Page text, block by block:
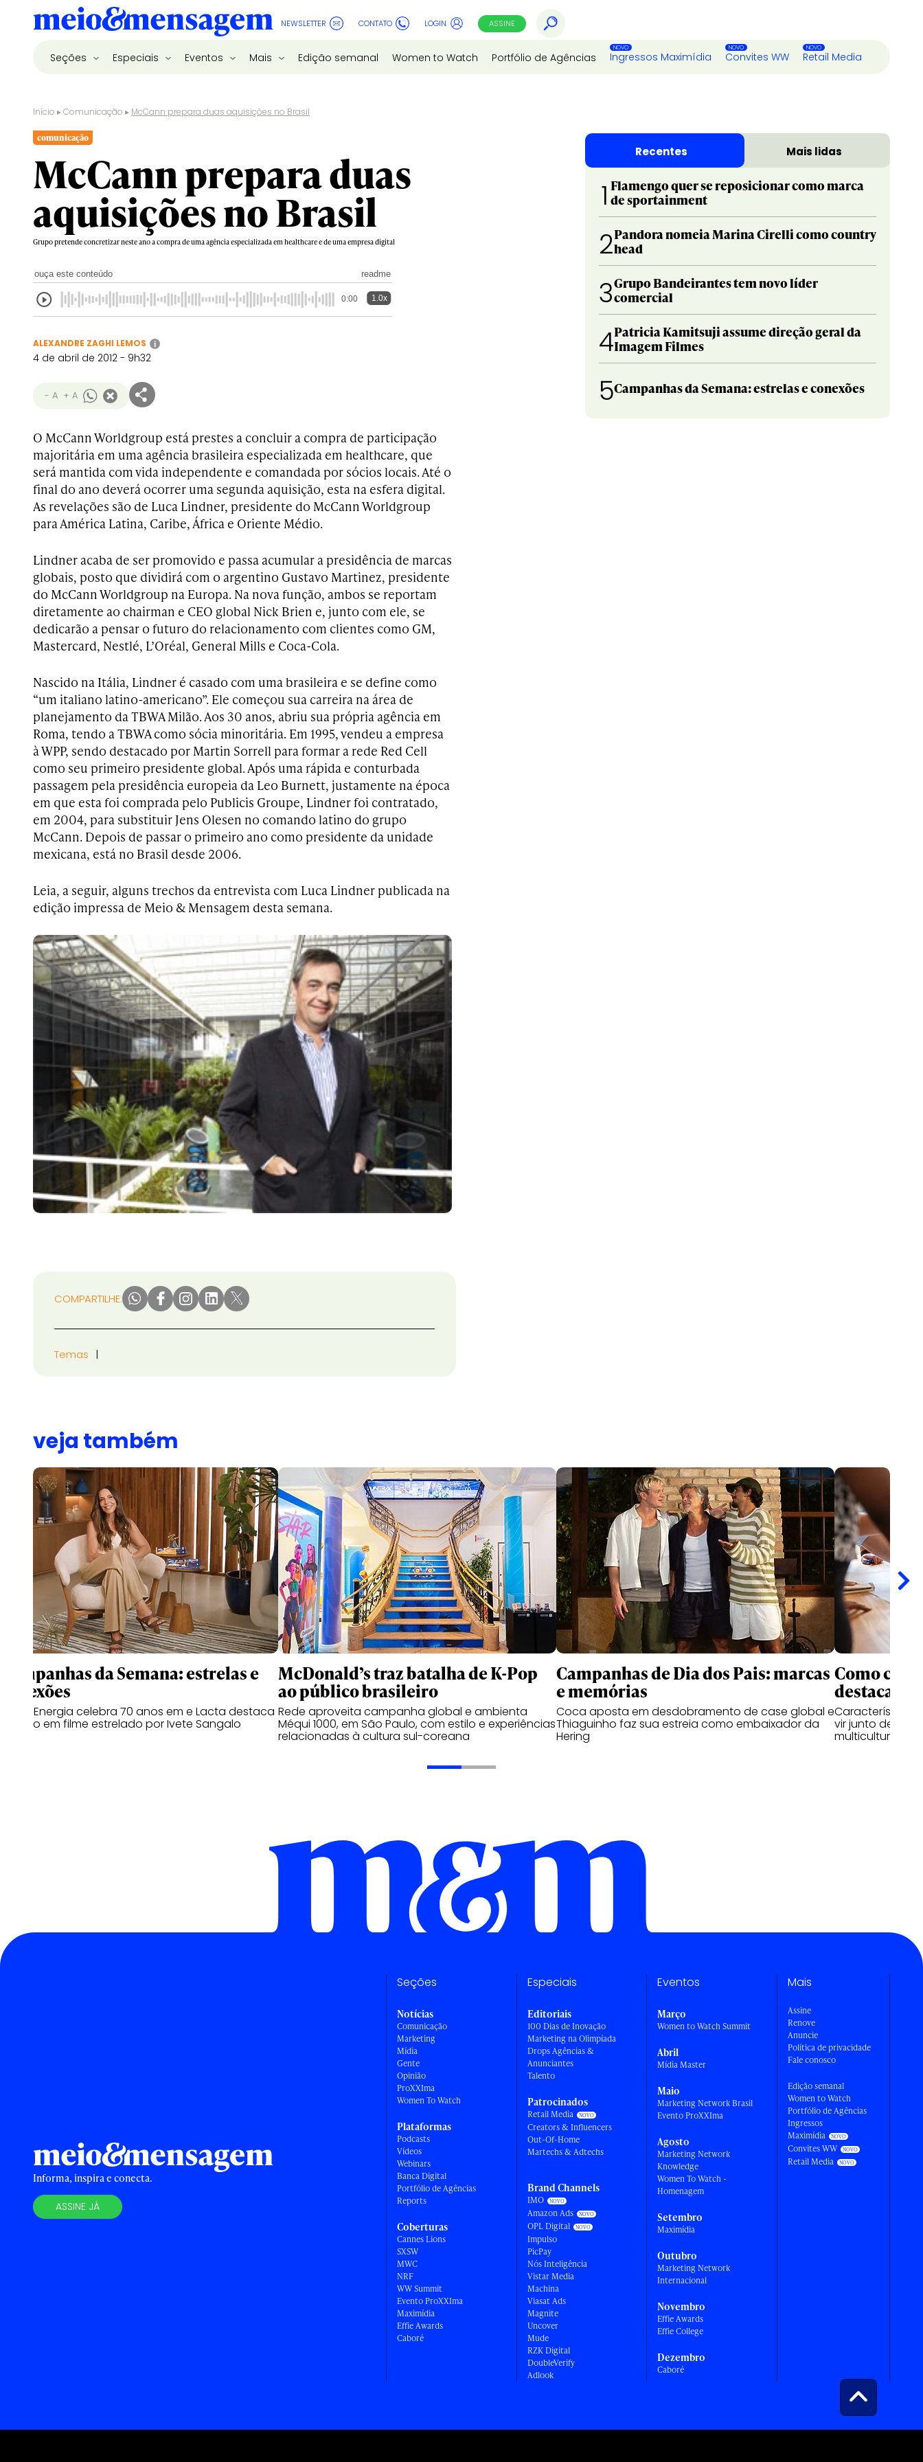
NEWSLETTER CONTATO LOGIN ASSINE
Seções Especiais Eventos Mais Edição semanal Women to Watch Portfólio de Agências Ingressos Maximídia Convites WW Retail Media
Início ▸Comunicação ▸ McCann prepara duas aquisições no Brasil
comunicação
McCann prepara duas
aquisições no Brasil
Grupo pretende concretizar neste ano a compra de uma agência especializada em healthcare e de uma empresa digital
ouça este conteúdo readme
0:00 1.0x
ALEXANDRE ZAGHI LEMOS i
4 de abril de 2012 - 9h32
- A + A
O McCann Worldgroup está prestes a concluir a compra de participação
majoritária em uma agência brasileira especializada em healthcare, que
será mantida com vida independente e comandada por sócios locais. Até o
final do ano deverá ocorrer uma segunda aquisição, esta na esfera digital.
As revelações são de Luca Lindner, presidente do McCann Worldgroup
para América Latina, Caribe, África e Oriente Médio.
Lindner acaba de ser promovido e passa acumular a presidência de marcas
globais, posto que dividirá com o argentino Gustavo Martinez, presidente
do McCann Worldgroup na Europa. Na nova função, ambos se reportam
diretamente ao chairman e CEO global Nick Brien e, junto com ele, se
dedicarão a pensar o futuro do relacionamento com clientes como GM,
Mastercard, Nestlé, L’Oréal, General Mills e Coca-Cola.
Nascido na Itália, Lindner é casado com uma brasileira e se define como
“um italiano latino-americano”. Ele começou sua carreira na área de
planejamento da TBWA Milão. Aos 30 anos, abriu sua própria agência em
Roma, tendo a TBWA como sócia minoritária. Em 1995, vendeu a empresa
à WPP, sendo destacado por Martin Sorrell para formar a rede Red Cell
como seu primeiro presidente global. Após uma rápida e conturbada
passagem pela presidência europeia da Leo Burnett, justamente na época
em que esta foi comprada pelo Publicis Groupe, Lindner foi contratado,
em 2004, para substituir Jens Olesen no comando latino do grupo
McCann. Depois de passar o primeiro ano como presidente da unidade
mexicana, está no Brasil desde 2006.
Leia, a seguir, alguns trechos da entrevista com Luca Lindner publicada na
edição impressa de Meio & Mensagem desta semana.
COMPARTILHE:
Temas
Recentes Mais lidas
1 Flamengo quer se reposicionar como marca
de sportainment
2Pandora nomeia Marina Cirelli como country
head
3Grupo Bandeirantes tem novo líder
comercial
4Patricia Kamitsuji assume direção geral da
Imagem Filmes
5Campanhas da Semana: estrelas e conexões
veja também
Campanhas da Semana: estrelas e
conexões
Copa Energia celebra 70 anos em e Lacta destaca
o afeto em filme estrelado por Ivete Sangalo
McDonald’s traz batalha de K-Pop
ao público brasileiro
Rede aproveita campanha global e ambienta
Méqui 1000, em São Paulo, com estilo e experiências
relacionadas à cultura sul-coreana
Campanhas de Dia dos Pais: marcas
e memórias
Coca aposta em desdobramento de case global e
Thiaguinho faz sua estreia como embaixador da
Hering
Como
destacam
Características
vir junto de
multiculturais
Informa, inspira e conecta.
ASSINE JÁ
Seções
Notícias
Comunicação
Marketing
Mídia
Gente
Opinião
ProXXIma
Women To Watch
Plataformas
Podcasts
Vídeos
Webinars
Banca Digital
Portfólio de Agências
Reports
Coberturas
Cannes Lions
SXSW
MWC
NRF
WW Summit
Evento ProXXIma
Maximídia
Effie Awards
Caboré
Especiais
Editoriais
100 Dias de Inovação
Marketing na Olimpíada
Drops Agências &
Anunciantes
Talento
Patrocinados
Retail Media
Creators & Influencers
Out-Of-Home
Martechs & Adtechs
Brand Channels
IMO
Amazon Ads
OPL Digital
Impulso
PicPay
Nós Inteligência
Vistar Media
Machina
Viasat Ads
Magnite
Uncover
Mude
RZK Digital
DoubleVerify
Adlook
Eventos
Março
Women to Watch Summit
Abril
Mídia Master
Maio
Marketing Network Brasil
Evento ProXXIma
Agosto
Marketing Network
Knowledge
Women To Watch -
Homenagem
Setembro
Maximídia
Outubro
Marketing Network
Internacional
Novembro
Effie Awards
Effie College
Dezembro
Caboré
Mais
Assine
Renove
Anuncie
Política de privacidade
Fale conosco
Edição semanal
Women to Watch
Portfólio de Agências
Ingressos
Maximídia
Convites WW
Retail Media